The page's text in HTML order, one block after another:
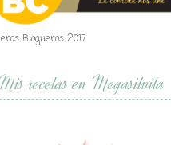
Blogueros 2017
Mis recetas en Megasilvita